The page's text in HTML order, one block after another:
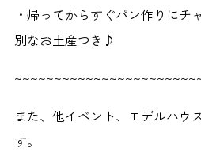
・帰ってからすぐパン作りにチ
別なお土産つき♪
また、他イベント、モデルハウ
す。